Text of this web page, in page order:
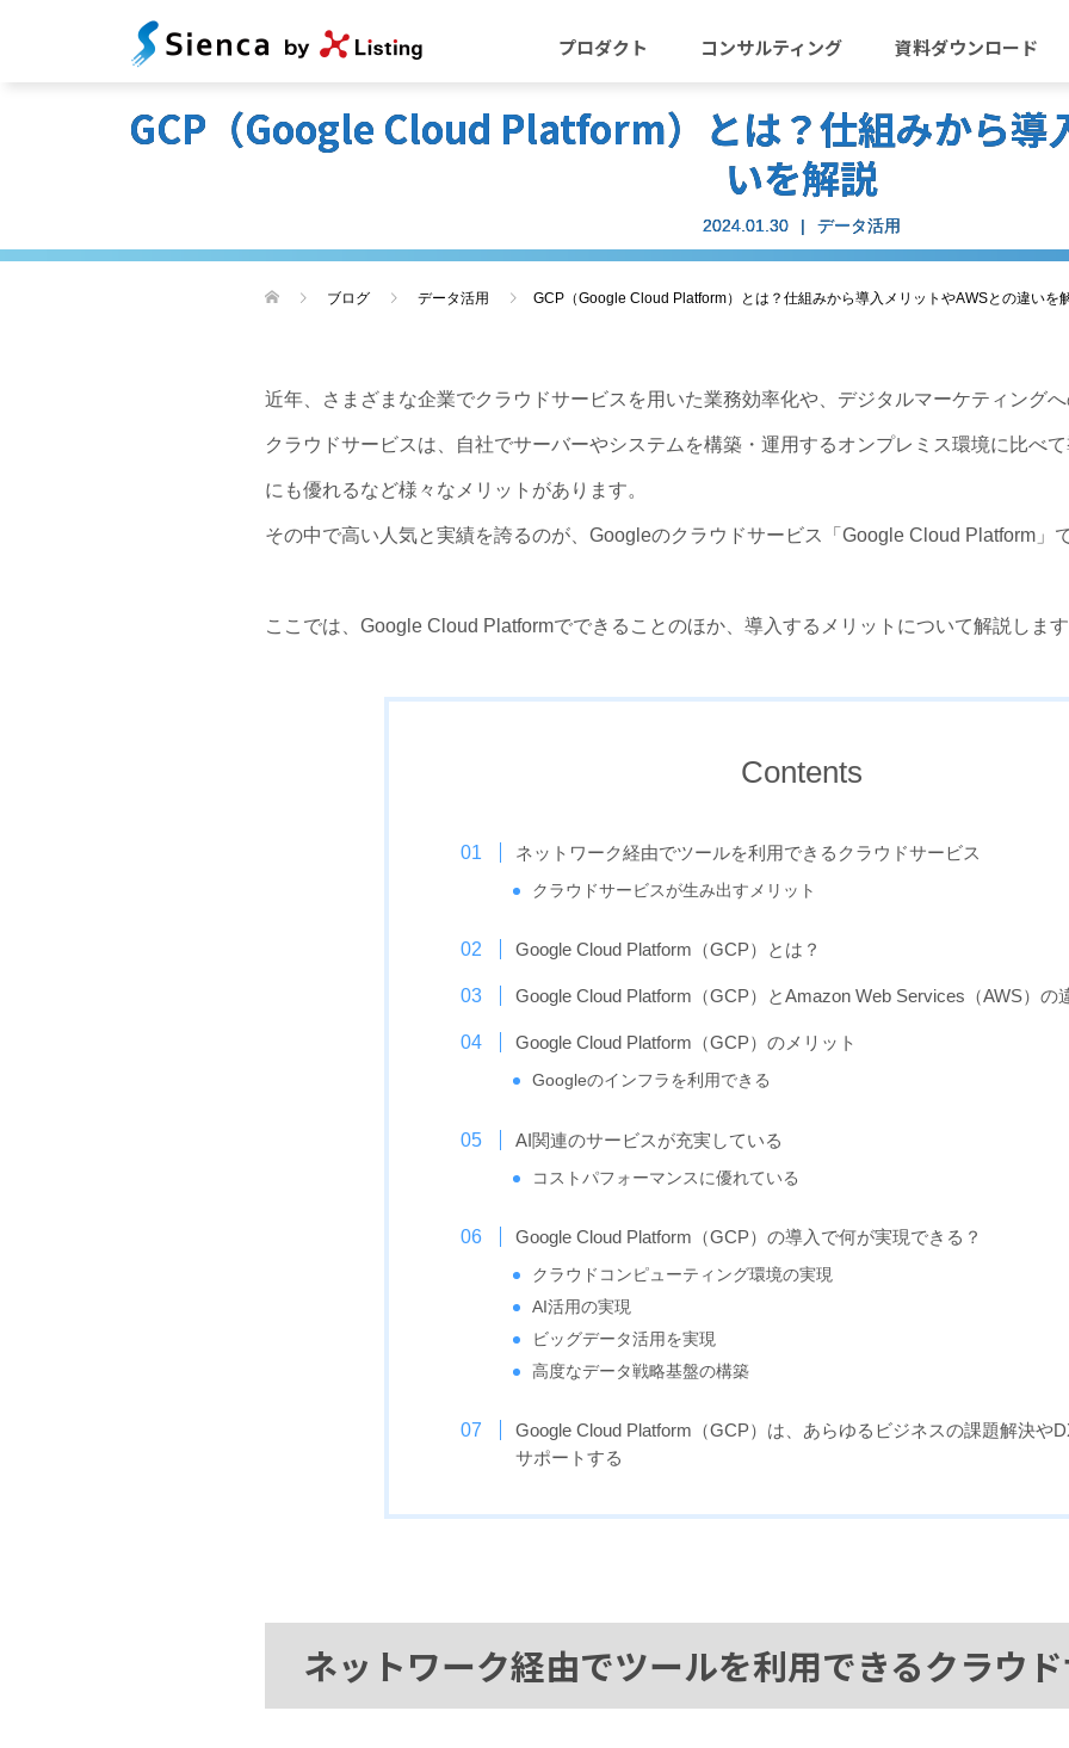
プロダクト コンサルティング 資料ダウンロード
GCP（Google Cloud Platform）とは？仕組みから導
いを解説
2024.01.30 データ活用
ブログ データ活用 GCP（Google Cloud Platform）とは？仕組みから導入メリットやAWSとの違いを
近年、さまざまな企業でクラウドサービスを用いた業務効率化や、デジタルマーケティング
クラウドサービスは、自社でサーバーやシステムを構築・運用するオンプレミス環境に比べ
にも優れるなど様々なメリットがあります。
その中で高い人気と実績を誇るのが、Googleのクラウドサービス「Google Cloud Platform」
ここでは、Google Cloud Platformでできることのほか、導入するメリットについて解説しま
Contents
ネットワーク経由でツールを利用できるクラウドサービス
クラウドサービスが生み出すメリット
Google Cloud Platform（GCP）とは？
Google Cloud Platform（GCP）とAmazon Web Services（AWS）の
Google Cloud Platform（GCP）のメリット
Googleのインフラを利用できる
AI関連のサービスが充実している
コストパフォーマンスに優れている
Google Cloud Platform（GCP）の導入で何が実現できる？
クラウドコンピューティング環境の実現
AI活用の実現
ビッグデータ活用を実現
高度なデータ戦略基盤の構築
Google Cloud Platform（GCP）は、あらゆるビジネスの課題解決や
サポートする
ネットワーク経由でツールを利用できるクラウ